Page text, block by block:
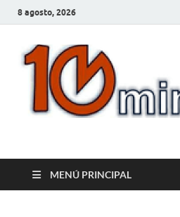
8 agosto, 2026
MENÚ PRINCIPAL